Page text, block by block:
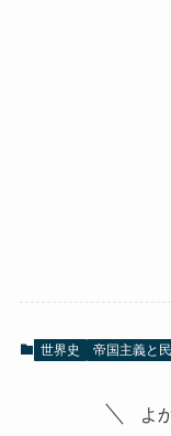
世界史 帝国主義と
よ